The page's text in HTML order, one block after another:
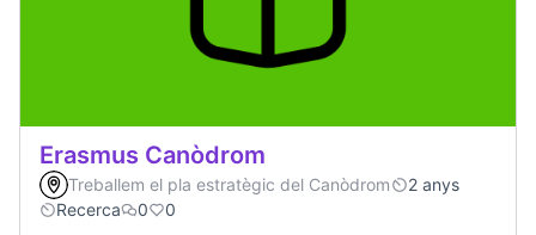
Erasmus Canòdrom
Treballem el pla estratègic del Canòdrom
2 anys
Recerca
0 0